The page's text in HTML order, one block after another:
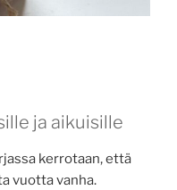
ja aikuisille
kerrotaan, että
vuotta vanha.